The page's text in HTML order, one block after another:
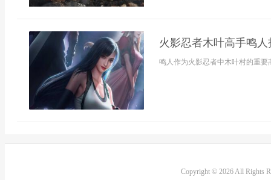
火影忍者木叶高手鸣
鸣人作为火影忍者中木叶村的重
Copyright © 2026 All Rights